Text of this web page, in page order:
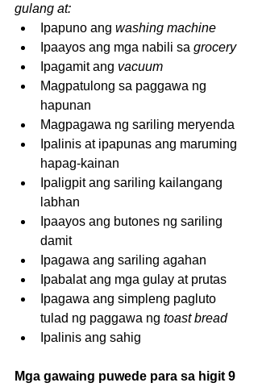
gulang at:
Ipapuno ang washing machine
Ipaayos ang mga nabili sa grocery
Ipagamit ang vacuum
Magpatulong sa paggawa ng
hapunan
Magpagawa ng sariling meryenda
Ipalinis at ipapunas ang maruming
hapag-kainan
Ipaligpit ang sariling kailangang
labhan
Ipaayos ang butones ng sariling
damit
Ipagawa ang sariling agahan
Ipabalat ang mga gulay at prutas
Ipagawa ang simpleng pagluto
tulad ng paggawa ng toast bread
Ipalinis ang sahig
Mga gawaing puwede para sa higit 9